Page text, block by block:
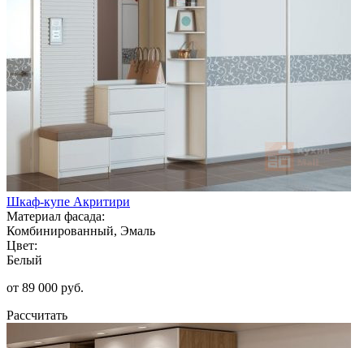
Шкаф-купе Акритири
Материал фасада:
Комбинированный, Эмаль
Цвет:
Белый
от 89 000 руб.
Рассчитать